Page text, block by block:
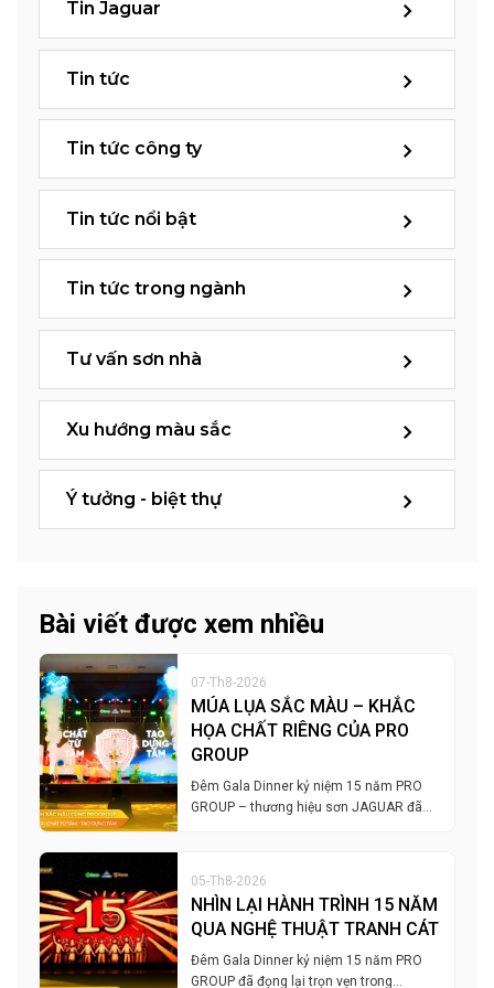
Tin Jaguar
Tin tức
Tin tức công ty
Tin tức nổi bật
Tin tức trong ngành
Tư vấn sơn nhà
Xu hướng màu sắc
Ý tưởng - biệt thự
Bài viết được xem nhiều
07-Th8-2026
MÚA LỤA SẮC MÀU – KHẮC
HỌA CHẤT RIÊNG CỦA PRO
GROUP
Đêm Gala Dinner kỷ niệm 15 năm PRO
GROUP – thương hiệu sơn JAGUAR đã…
05-Th8-2026
NHÌN LẠI HÀNH TRÌNH 15 NĂM
QUA NGHỆ THUẬT TRANH CÁT
Đêm Gala Dinner kỷ niệm 15 năm PRO
GROUP đã đọng lại trọn vẹn trong…